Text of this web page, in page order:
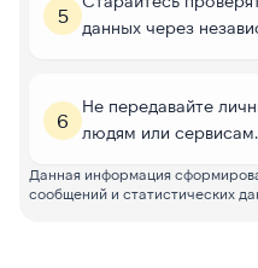
5
данных через
6
Не передавайте
людям или сервисам.
Данная информация
сообщений и статистических